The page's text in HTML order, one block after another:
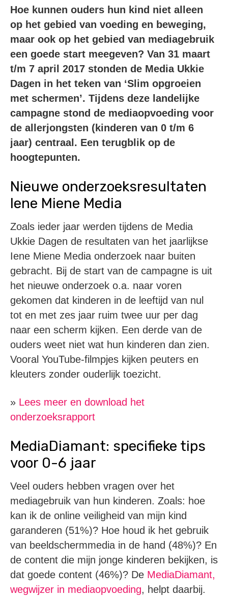
Hoe kunnen ouders hun kind niet alleen
op het gebied van voeding en beweging,
maar ook op het gebied van mediagebruik
een goede start meegeven? Van 31 maart
t/m 7 april 2017 stonden de Media Ukkie
Dagen in het teken van ‘Slim opgroeien
met schermen’. Tijdens deze landelijke
campagne stond de mediaopvoeding voor
de allerjongsten (kinderen van 0 t/m 6
jaar) centraal. Een terugblik op de
hoogtepunten.
Nieuwe onderzoeksresultaten
Iene Miene Media
Zoals ieder jaar werden tijdens de Media
Ukkie Dagen de resultaten van het jaarlijkse
Iene Miene Media onderzoek naar buiten
gebracht. Bij de start van de campagne is uit
het nieuwe onderzoek o.a. naar voren
gekomen dat kinderen in de leeftijd van nul
tot en met zes jaar ruim twee uur per dag
naar een scherm kijken. Een derde van de
ouders weet niet wat hun kinderen dan zien.
Vooral YouTube-filmpjes kijken peuters en
kleuters zonder ouderlijk toezicht.
» Lees meer en download het
onderzoeksrapport
MediaDiamant: specifieke tips
voor 0-6 jaar
Veel ouders hebben vragen over het
mediagebruik van hun kinderen. Zoals: hoe
kan ik de online veiligheid van mijn kind
garanderen (51%)? Hoe houd ik het gebruik
van beeldschermmedia in de hand (48%)? En
de content die mijn jonge kinderen bekijken, is
dat goede content (46%)? De MediaDiamant,
wegwijzer in mediaopvoeding, helpt daarbij.